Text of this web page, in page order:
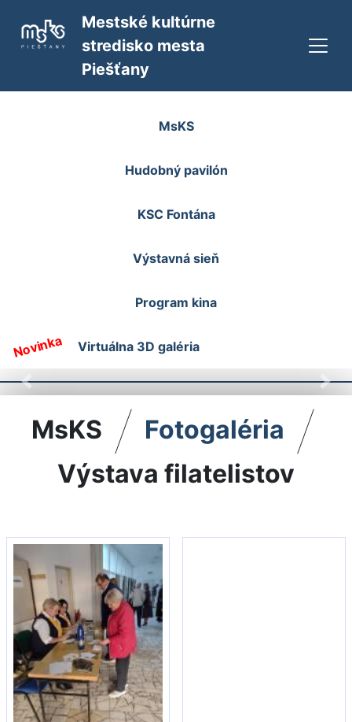
Mestské kultúrne
stredisko mesta
Piešťany
MsKS
Hudobný pavilón
KSC Fontána
Výstavná sieň
Program kina
Novinka Virtuálna 3D galéria
Previous
MsKS
Fotogaléria
Výstava filatelistov